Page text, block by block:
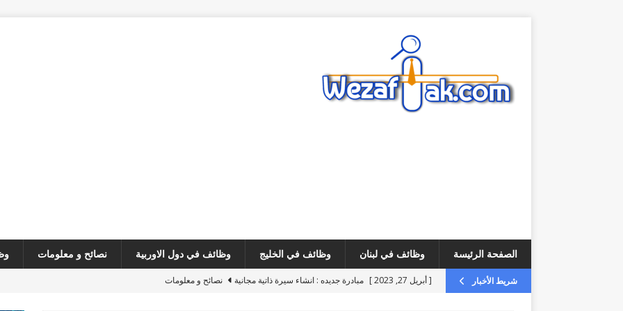
الصفحة الرئيسة وظائف في لبنان وظائف في الخليج وظائف في دول الاوربية نصائح و معلومات
شريط الأخبار [ أبريل 27, 2023 ] مبادرة جديده : انشاء سيرة ذاتية مجانية
نصائح و معلومات